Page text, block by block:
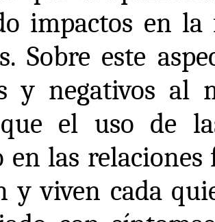
impactos en
Sobre este
y negativos al
el uso de
en las
y viven cada